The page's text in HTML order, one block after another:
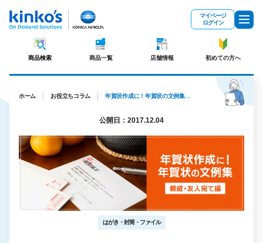
マイページ
ログイン
商品検索 商品一覧 店舗情報 初めての方へ
ホーム お役立ちコラム 年賀状作成に！年賀状の文例集【親戚・友人宛て編】
公開日：2017.12.04
はがき・封筒・ファイル